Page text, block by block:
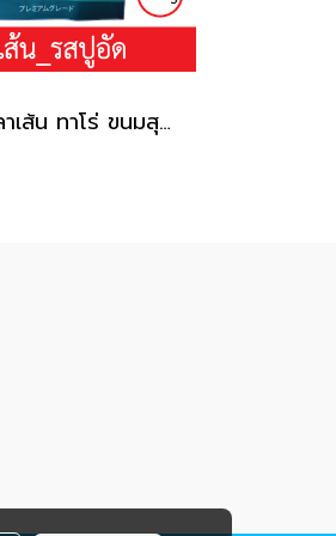
Okiko_ปลาเส้น ทาโร่ ขนมสุนัข (เนื้อปลา 100%) _รสปู150g.